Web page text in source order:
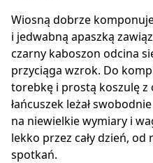
Wiosną dobrze
i jedwabną apaszką
czarny kaboszon odcina
przyciąga wzrok. Do
torebkę i prostą koszulę z
łańcuszek leżał
na niewielkie wymiary i
lekko przez cały dzień,
spotkań.